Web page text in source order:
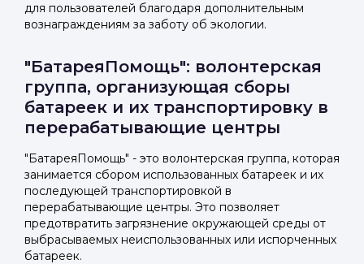
для пользователей благодаря дополнительным
вознаграждениям за заботу об экологии.
"БатареяПомощь": волонтерская
группа, организующая сборы
батареек и их транспортировку в
перерабатывающие центры
"БатареяПомощь" - это волонтерская группа, которая
занимается сбором использованных батареек и их
последующей транспортировкой в
перерабатывающие центры. Это позволяет
предотвратить загрязнение окружающей среды от
выбрасываемых неиспользованных или испорченных
батареек.